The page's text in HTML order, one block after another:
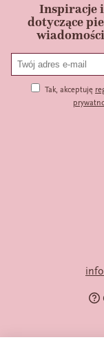
Inspiracje
dotyczące
Tak, akceptuję